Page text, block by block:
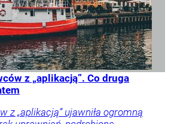
z „aplikacją”. Co druga
z „aplikacją” ujawniła ogromną